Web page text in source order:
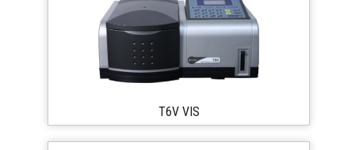
T6V VIS